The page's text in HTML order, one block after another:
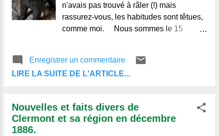
n'avais pas trouvé à râler (!) mais
rassurez-vous, les habitudes sont têtues,
comme moi. Nous sommes le 15
contraintes imposées par ce terrible
Coronavirus. Nous pouvons enfin sortir
ne faut pas se relâcher, pas de
rassemblement, pas de grandes fêtes
Enregistrer un commentaire
LIRE LA SUITE DE L'ARTICLE...
Nouvelles et faits divers de
Clermont et sa région en décembre
1886.